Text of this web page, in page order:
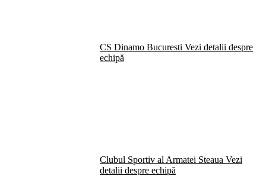
CS Dinamo Bucuresti Vezi detalii despre
echipă
Clubul Sportiv al Armatei Steaua Vezi
detalii despre echipă